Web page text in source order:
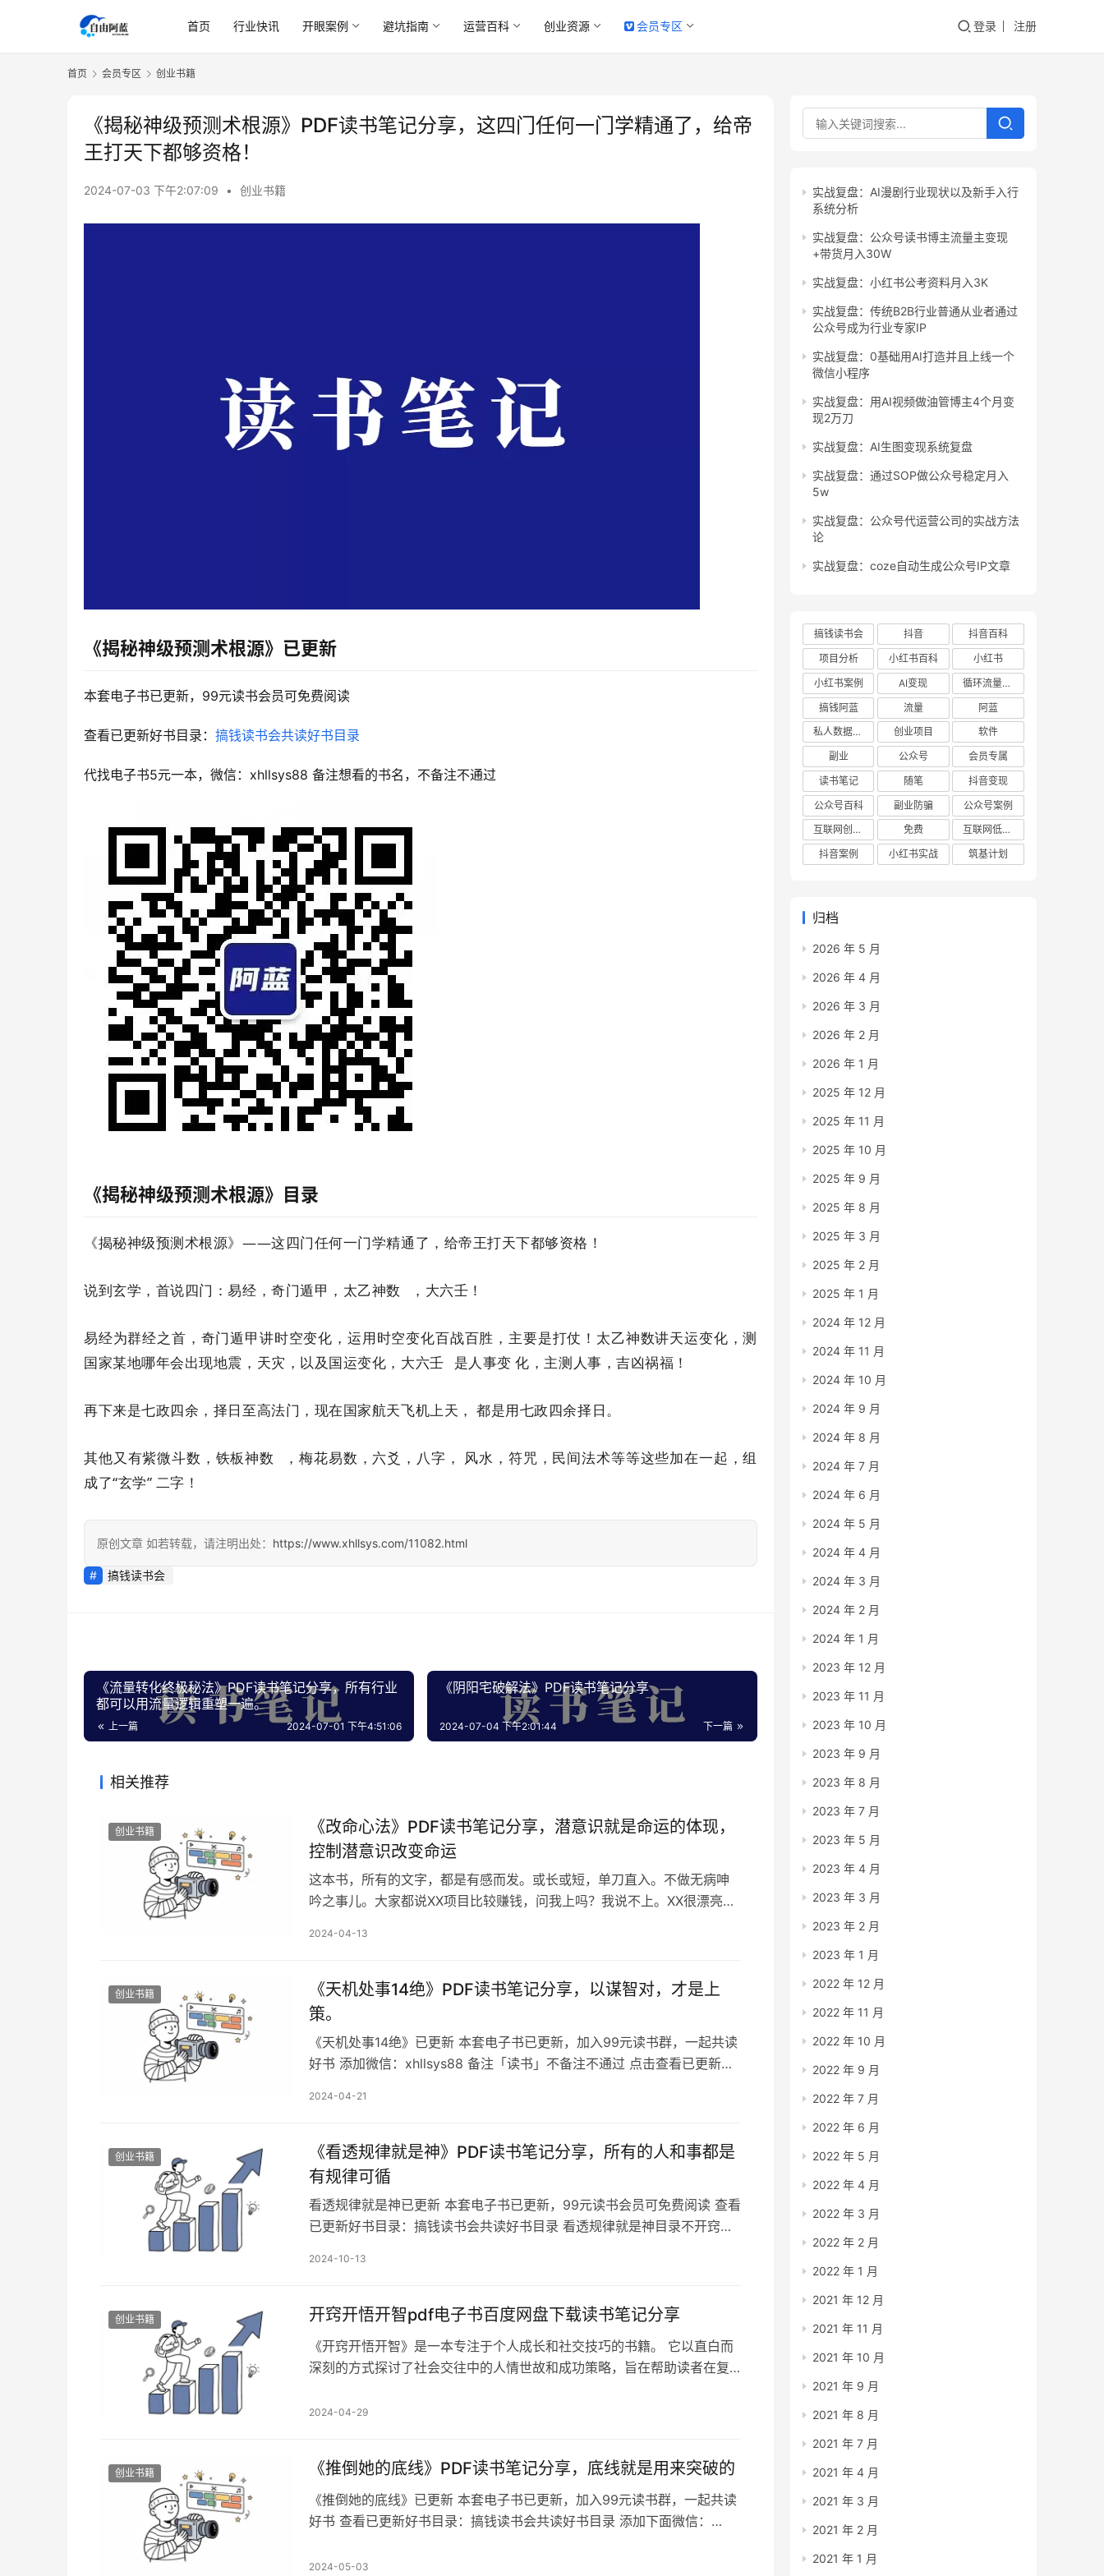
首页 行业快讯 开眼案例 避坑指南 运营百科 创业资源 会员专区 登录 注册
首页 会员专区 创业书籍
《揭秘神级预测术根源》PDF读书笔记分享，这四门任何一门学精通了，给帝
王打天下都够资格！
2024-07-03 下午2:07:09 • 创业书籍
《揭秘神级预测术根源》 已更新
本套电子书已更新，99元读书会员可免费阅读
查看已更新好书目录： 搞钱读书会共读好书目录
代找电子书5元一本，微信：xhllsys88 备注想看的书名，不备注不通过
《揭秘神级预测术根源》 目录
《揭秘神级预测术根源》——这四门任何一门学精通了，给帝王打天下都够资格！
说到玄学，首说四门：易经，奇门遁甲， 太乙神数 ，大六壬！
易经为群经之首，奇门遁甲讲时空变化，运用时空变化百战百胜，主要是打仗！太乙神数讲天运变化，测
国家某地哪年会出现地震，天灾，以及国运变化， 大六壬 是人事变 化，主测人事，吉凶祸福！
再下来是七政四余，择日至高法门，现在国家航天飞机上天， 都是用七政四余择日。
其他又有紫微斗数， 铁板神数
，梅花易数，六爻，八字， 风水，符咒，民间法术等等这些加在一起，组
成了“玄学” 二字！
原创文章 如若转载，请注明出处： https://www.xhllsys.com/11082.html
搞钱读书会
《流量转化终极秘法》PDF读书笔记分享，所有行业
都可以用流量逻辑重塑一遍。
上一篇 2024-07-01 下午4:51:06
《阴阳宅破解法》PDF读书笔记分享
下一篇
2024-07-04 下午2:01:44
相关推荐
创业书籍
《改命心法》PDF读书笔记分享，潜意识就是命运的体现，
控制潜意识改变命运
这本书，所有的文字，都是有感而发。或长或短，单刀直入。不做无病呻
吟之事儿。大家都说XX项目比较赚钱，问我上吗？我说不上。XX很漂亮，
过我依然很尊重他们。愚昧是智者的…
2024-04-13
创业书籍
《天机处事14绝》PDF读书笔记分享，以谋智对，才是上
策。
《天机处事14绝》已更新 本套电子书已更新，加入99元读书群，一起共读
好书 添加微信：xhllsys88 备注「读书」不备注不通过 点击查看已更新好
暇，无可回避，…
2024-04-21
创业书籍
《看透规律就是神》PDF读书笔记分享，所有的人和事都是
有规律可循
看透规律就是神已更新 本套电子书已更新，99元读书会员可免费阅读 查看
已更新好书目录：搞钱读书会共读好书目录 看透规律就是神目录不开窍的
往不胜。
2024-10-13
创业书籍 开窍开悟开智pdf电子书百度网盘下载读书笔记分享
《开窍开悟开智》是一本专注于个人成长和社交技巧的书籍。 它以直白而
深刻的方式探讨了社会交往中的人情世故和成功策略，旨在帮助读者在复
故事，而是直接切入主题，揭示了社会运作的一些不为人知的法则和真
2024-04-29
创业书籍 《推倒她的底线》PDF读书笔记分享，底线就是用来突破的
《推倒她的底线》已更新 本套电子书已更新，加入99元读书群，一起共读
好书 查看已更新好书目录：搞钱读书会共读好书目录 添加下面微信：
她的底线》——女人的底线是男人所设定的。 每一个 “第一次”的突破，都
2024-05-03
实战复盘：AI漫剧行业现状以及新手入行
系统分析
实战复盘：公众号读书博主流量主变现
+带货月入30W
实战复盘：小红书公考资料月入3K
实战复盘：传统B2B行业普通从业者通过
公众号成为行业专家IP
实战复盘：0基础用AI打造并且上线一个
微信小程序
实战复盘：用AI视频做油管博主4个月变
现2万刀
实战复盘：AI生图变现系统复盘
实战复盘：通过SOP做公众号稳定月入
5w
实战复盘：公众号代运营公司的实战方法
论
实战复盘：coze自动生成公众号IP文章
搞钱读书会 抖音
抖音百科
项目分析
小红书百科
小红书
小红书案例
AI变现
循环流量实验室
搞钱阿蓝
流量
阿蓝
私人数据库项目
创业项目
软件
副业
公众号
会员专属
读书笔记
随笔
抖音变现
公众号百科
副业防骗
公众号案例
互联网创业项目
免费
互联网低成本创业项目
抖音案例
小红书实战 筑基计划
归档
2026 年 5 月
2026 年 4 月
2026 年 3 月
2026 年 2 月
2026 年 1 月
2025 年 12 月
2025 年 11 月
2025 年 10 月
2025 年 9 月
2025 年 8 月
2025 年 3 月
2025 年 2 月
2025 年 1 月
2024 年 12 月
2024 年 11 月
2024 年 10 月
2024 年 9 月
2024 年 8 月
2024 年 7 月
2024 年 6 月
2024 年 5 月
2024 年 4 月
2024 年 3 月
2024 年 2 月
2024 年 1 月
2023 年 12 月
2023 年 11 月
2023 年 10 月
2023 年 9 月
2023 年 8 月
2023 年 7 月
2023 年 5 月
2023 年 4 月
2023 年 3 月
2023 年 2 月
2023 年 1 月
2022 年 12 月
2022 年 11 月
2022 年 10 月
2022 年 9 月
2022 年 7 月
2022 年 6 月
2022 年 5 月
2022 年 4 月
2022 年 3 月
2022 年 2 月
2022 年 1 月
2021 年 12 月
2021 年 11 月
2021 年 10 月
2021 年 9 月
2021 年 8 月
2021 年 7 月
2021 年 4 月
2021 年 3 月
2021 年 2 月
2021 年 1 月